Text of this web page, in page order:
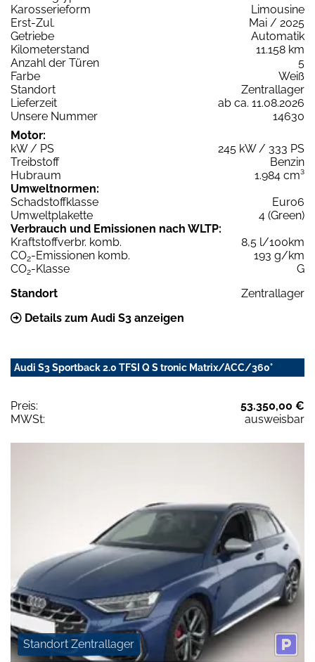
Karosserieform
Limousine
Erst-Zul.
Mai / 2025
Getriebe
Automatik
Kilometerstand
11.158 km
Anzahl der Türen
5
Farbe
Weiß
Standort
Zentrallager
Lieferzeit
ab ca. 11.08.2026
Unsere Nummer
14630
Motor:
kW / PS
245 kW / 333 PS
Treibstoff
Benzin
Hubraum
1.984 cm³
Umweltnormen:
Schadstoffklasse
Euro6
Umweltplakette
4 (Green)
Verbrauch und Emissionen nach WLTP:
Kraftstoffverbr. komb.
8,5 l/100km
CO2-Emissionen komb.
193 g/km
CO2-Klasse
G
Standort
Zentrallager
Details zum Audi S3 anzeigen
Audi S3 Sportback 2.0 TFSI Q S tronic Matrix/ACC/360°
Preis:
53.350,00 €
MWSt:
ausweisbar
Standort Zentrallager